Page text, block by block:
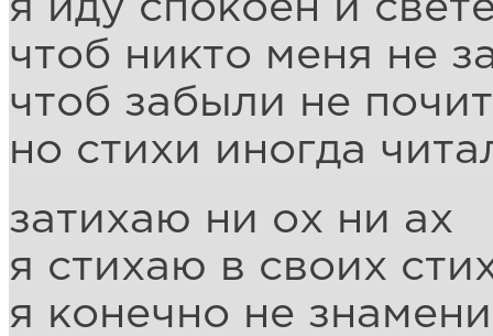
я иду спокоен и
чтоб никто меня не
чтоб забыли не
но стихи иногда
затихаю ни ох ни ах
я стихаю в своих
я конечно не